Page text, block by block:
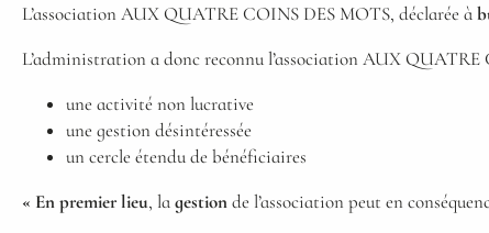
L’association AUX QUATRE COINS DES MOTS, déclarée à
L’administration a donc reconnu l’association AUX
une activité non lucrative
une gestion désintéressée
un cercle étendu de bénéficiaires
« En premier lieu, lagestionde l’association peut en